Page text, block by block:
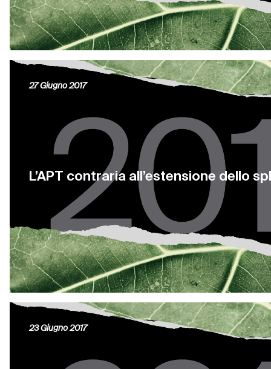
L’APT contraria all’estensione dello
27 Giugno 2017
23 Giugno 2017